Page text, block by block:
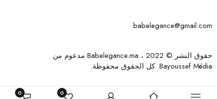
0
0
babelegance@gmail.com
حقوق النشر © 2022 ، Babelegance.ma مدعوم من
Bayoussef Média. كل الحقوق محفوظة.